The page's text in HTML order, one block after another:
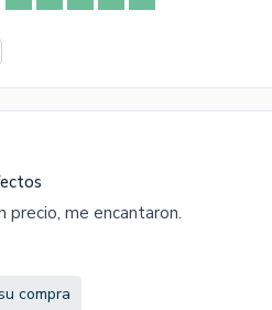
precio, me encantaron.
compra